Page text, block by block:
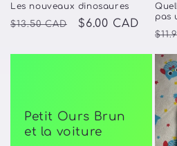
Les nouveaux dinosaures
Prix
$13.50 CAD
Prix
promotionnel
$6.00 CAD
pas
Petit Ours Brun
et la voiture